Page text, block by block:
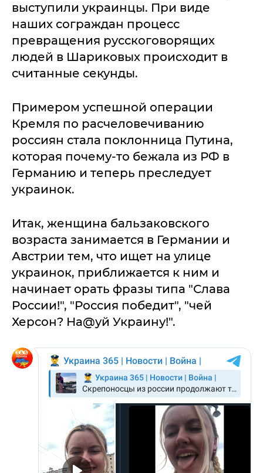
выступили украинцы. При виде
наших сограждан процесс
превращения русскоговорящих
людей в Шариковых происходит в
считанные секунды.
Примером успешной операции
Кремля по расчеловечиванию
россиян стала поклонница Путина,
которая почему-то бежала из РФ в
Германию и теперь преследует
украинок.
Итак, женщина бальзаковского
возраста занимается в Германии и
Австрии тем, что ищет на улице
украинок, приближается к ним и
начинает орать фразы типа "Слава
России!", "Россия победит", "чей
Херсон? На@уй Украину!".